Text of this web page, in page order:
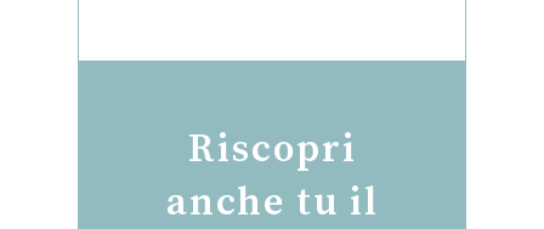
Riscopri
anche tu il